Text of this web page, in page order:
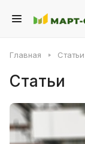
Главная Статьи
Статьи